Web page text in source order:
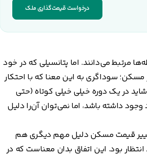
درخواست قیمت‌گذاری ملک
مرتبط می‌دانند. اما پتانسیلی که در خود
مسکن؛ سوداگری به این معنا که با احتکار
در یک دوره خیلی خیلی کوتاه (حتی
داشته باشد، اما نمی‌توان آن‌را دلیل
تغییر قیمت مسکن دلیل مهم دیگری هم
این اتفاق بدان معناست که در